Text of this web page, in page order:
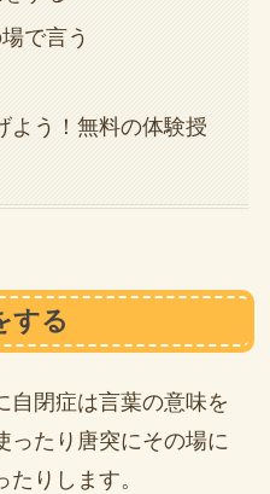
で言う
よう！無料の体験授
する
自閉症は言葉の意味を
ったり唐突にその場に
りします。